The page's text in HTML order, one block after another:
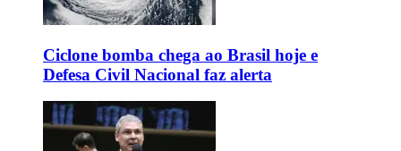
Ciclone bomba chega ao Brasil hoje e
Defesa Civil Nacional faz alerta